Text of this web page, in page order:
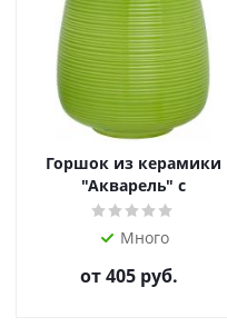
Горшок из керамики
"Акварель" с
поддоном
Много
от405 руб.